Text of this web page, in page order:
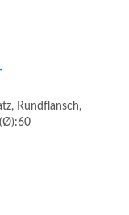
Rundflansch,